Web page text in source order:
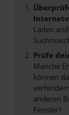
Laden
Prüfe
Manche
können
anderen
Fenster?